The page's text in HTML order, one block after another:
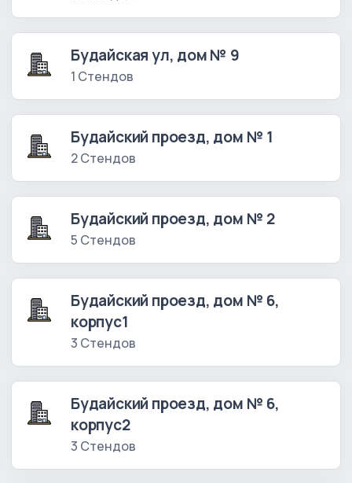
Будайская ул, дом № 9
1 Стендов
Будайский проезд, дом № 1
2 Стендов
Будайский проезд, дом № 2
5 Стендов
Будайский проезд, дом № 6,
корпус1
3 Стендов
Будайский проезд, дом № 6,
корпус2
3 Стендов